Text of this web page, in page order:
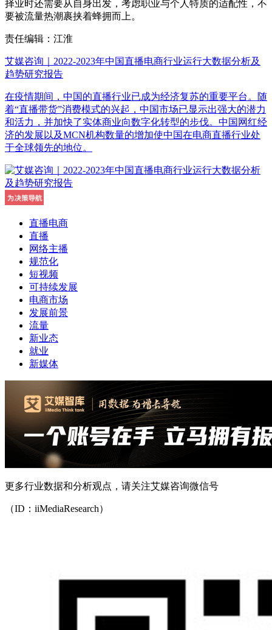
择业时还需要从自身出发，考虑职业与个人特质的适配性，不
要被流量热潮裹挟着蜂拥而上。
责任编辑：江淮
艾媒咨询｜2022-2023年中国直播电商行业运行大数据分析及
趋势研究报告
在疫情期间，中国的直播行业已成为经济复苏的重要平台。随
着“直播带货”消费模式的兴起，中国市场已显示出强大的潜力
和活力，并加快了实体商业向数字化转型的步伐。中国网红经
济的发展以及MCN机构数量的增加使中国在电商直播行业处
于全球领先的地位。
直播电商
直播
网络主播
规范化
短视频
可持续发展
电商市场
发展前景
流量
新业态
就业
新媒体
更多行业数据和分析观点，请关注艾媒咨询微信号
（ID：iiMediaResearch）